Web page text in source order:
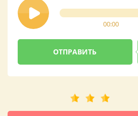
00:00